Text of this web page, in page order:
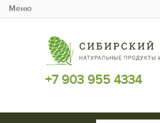
Меню
+7 903 955 4334